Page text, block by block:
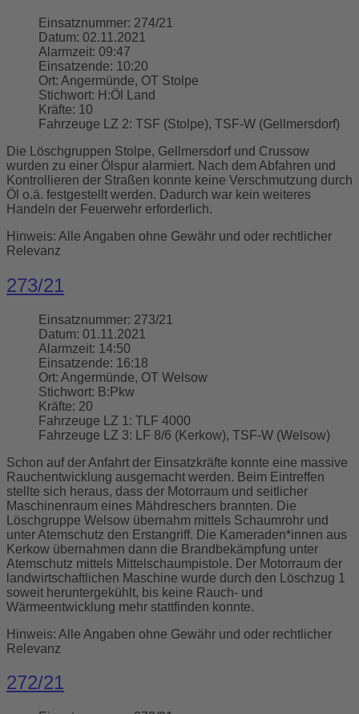
Einsatznummer: 274/21
Datum: 02.11.2021
Alarmzeit: 09:47
Einsatzende: 10:20
Ort: Angermünde, OT Stolpe
Stichwort: H:Öl Land
Kräfte: 10
Fahrzeuge LZ 2: TSF (Stolpe), TSF-W (Gellmersdorf)
Die Löschgruppen Stolpe, Gellmersdorf und Crussow
wurden zu einer Ölspur alarmiert. Nach dem Abfahren und
Kontrollieren der Straßen konnte keine Verschmutzung durch
Öl o.ä. festgestellt werden. Dadurch war kein weiteres
Handeln der Feuerwehr erforderlich.
Hinweis: Alle Angaben ohne Gewähr und oder rechtlicher
Relevanz
273/21
Einsatznummer: 273/21
Datum: 01.11.2021
Alarmzeit: 14:50
Einsatzende: 16:18
Ort: Angermünde, OT Welsow
Stichwort: B:Pkw
Kräfte: 20
Fahrzeuge LZ 1: TLF 4000
Fahrzeuge LZ 3:
LF 8/6 (Kerkow), TSF-W (Welsow)
Schon auf der Anfahrt der Einsatzkräfte konnte eine massive
Rauchentwicklung ausgemacht werden. Beim Eintreffen
stellte sich heraus, dass der Motorraum und seitlicher
Maschinenraum eines Mähdreschers brannten. Die
Löschgruppe Welsow übernahm mittels Schaumrohr und
unter Atemschutz den Erstangriff. Die Kameraden*innen aus
Kerkow übernahmen dann die Brandbekämpfung unter
Atemschutz mittels Mittelschaumpistole. Der Motorraum der
landwirtschaftlichen Maschine wurde durch den Löschzug 1
soweit heruntergekühlt, bis keine Rauch- und
Wärmeentwicklung mehr stattfinden konnte.
Hinweis: Alle Angaben ohne Gewähr und oder rechtlicher
Relevanz
272/21